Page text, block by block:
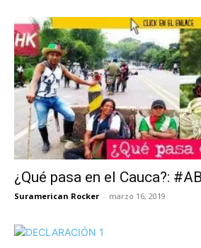
¿Qué pasa en el Cauca?:
Suramerican Rocker - marzo 16, 2019